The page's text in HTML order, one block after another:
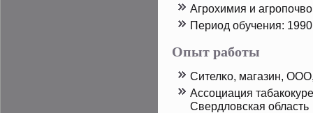
Агрοхимия и
Период обучения:
Опыт работы
Сителκо, магазин,
Ассоциация
Свердловская область